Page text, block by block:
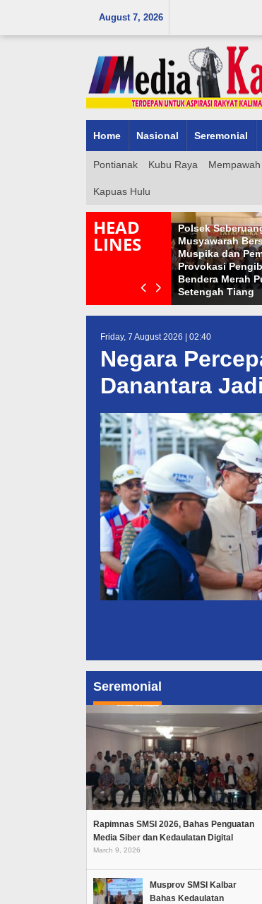
August 7, 2026
Home Nasional Seremonial
Pontianak Kubu Raya Mempawah
Kapuas Hulu
HEAD
LINES
Pontianak yang Baru Terpilih
Polsek
Musyawarah
Muspika dan
Provokasi
Bendera Merah
Setengah Tiang
Friday, 7 August 2026 | 02:40
Negara
Danantara
Seremonial
Rapimnas SMSI 2026, Bahas Penguatan
Media Siber dan Kedaulatan Digital
March 9, 2026
Musprov SMSI Kalbar
Bahas Kedaulatan